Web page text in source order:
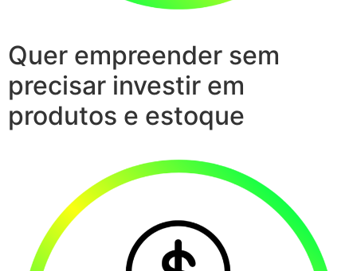
Quer empreender sem
precisar investir em
produtos e estoque